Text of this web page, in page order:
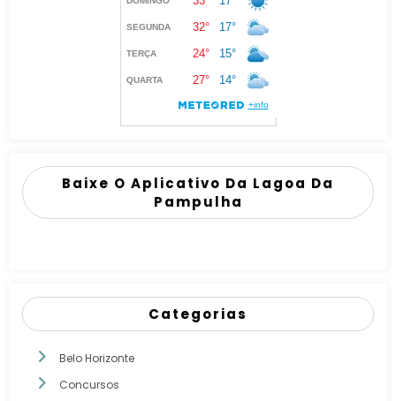
Baixe O Aplicativo Da Lagoa Da
Pampulha
Categorias
Belo Horizonte
Concursos